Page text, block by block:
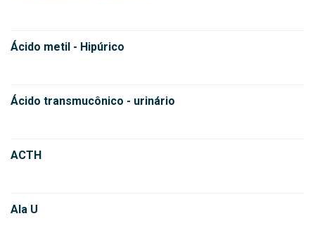
Ácido metil - Hipúrico
Ácido transmucônico - urinário
ACTH
Ala U